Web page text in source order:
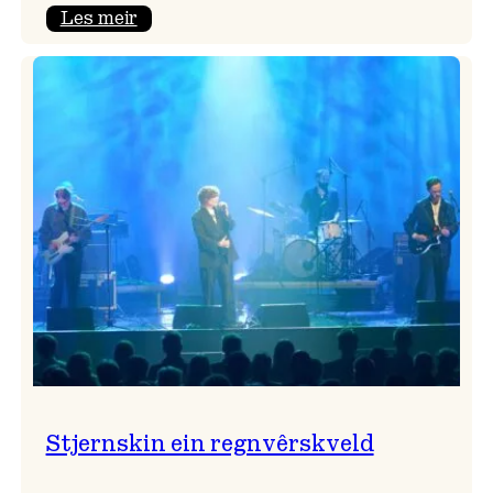
Les meir:
&
Haltli
Stjernskin ein regnvêrskveld